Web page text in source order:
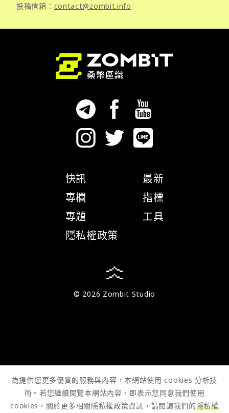
投稿信箱： contact@zombit.info
快訊
專欄
專題
隱私權政策
最新
指標
工具
© 2026 Zombit Studio
為提供您更多優質的服務與內容，本網站使用 cookies 分析技
術。若您繼續閱覽本網站內容，即表示您同意我們使用
cookies，關於更多相關隱私權政策資訊，請閱讀我們的隱私權